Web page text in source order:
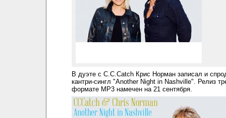
В дуэте с C.C.Catch Крис Норман записал и
кантри-сингл "Another Night in Nashville". Релиз
формате MP3 намечен на 21 сентября.